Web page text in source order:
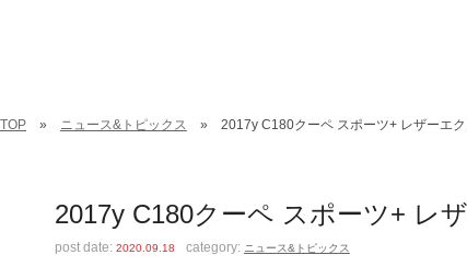
TOP ニュース&トピックス 2017y C180クーペ スポーツ+ レザーエ
2017y C180クーペ スポーツ+ レ
post date:2020.09.18 category: ニュース&トピックス